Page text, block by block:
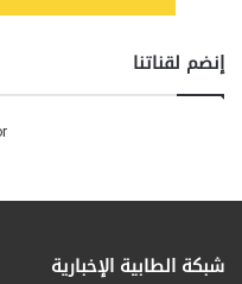
إنضم لقناتنا
شبكة الطابية الإخبارية